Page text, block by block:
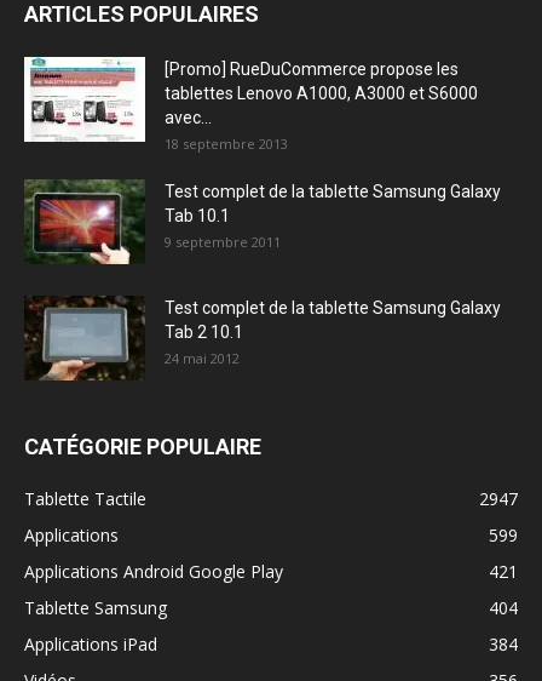
ARTICLES POPULAIRES
[Promo] RueDuCommerce propose les
tablettes Lenovo A1000, A3000 et S6000
avec...
18 septembre 2013
Test complet de la tablette Samsung Galaxy
Tab 10.1
9 septembre 2011
Test complet de la tablette Samsung Galaxy
Tab 2 10.1
24 mai 2012
CATÉGORIE POPULAIRE
Tablette Tactile
2947
Applications
599
Applications Android Google Play
421
Tablette Samsung
404
Applications iPad
384